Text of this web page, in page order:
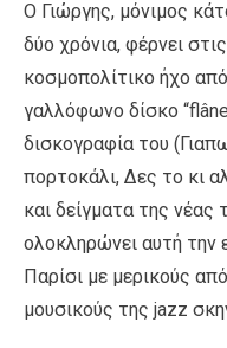
Ο Γιώργης, μόνιμος
δύο χρόνια, φέρνει
κοσμοπολίτικο ήχο
γαλλόφωνο δίσκο
δισκογραφία του
πορτοκάλι, Δες το κι
και δείγματα της νέας
ολοκληρώνει αυτή την
Παρίσι με μερικούς
μουσικούς της jazz